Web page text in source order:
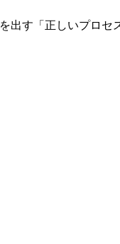
出す「正しいプロセ